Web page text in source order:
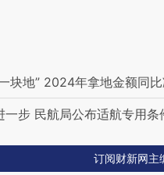
块地” 2024年拿地金额同
步 民航局公布适航专用条
订阅财新网主